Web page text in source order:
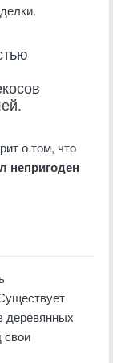
о том, что
непригоден
деревянных
свои